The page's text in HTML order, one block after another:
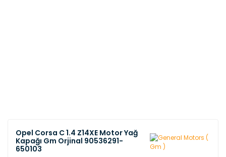
Opel Corsa C 1.4 Z14XE Motor Yağ
Kapağı Gm Orjinal 90536291-
650103